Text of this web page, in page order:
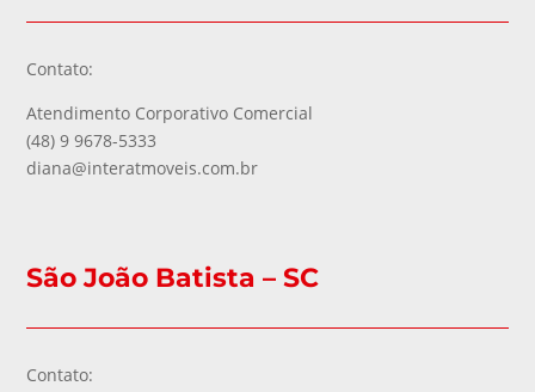
Contato:
Atendimento Corporativo Comercial
(48) 9 9678-5333
diana@interatmoveis.com.br
São João Batista – SC
Contato: